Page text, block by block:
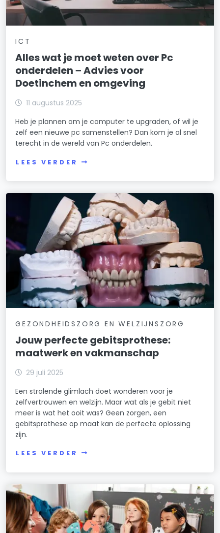
ICT
Alles wat je moet weten over Pc
onderdelen – Advies voor
Doetinchem en omgeving
11 augustus 2025
Heb je plannen om je computer te upgraden, of wil je
zelf een nieuwe pc samenstellen? Dan kom je al snel
terecht in de wereld van Pc onderdelen.
LEES VERDER
GEZONDHEIDSZORG EN WELZIJNSZORG
Jouw perfecte gebitsprothese:
maatwerk en vakmanschap
29 juli 2025
Een stralende glimlach doet wonderen voor je
zelfvertrouwen en welzijn. Maar wat als je gebit niet
meer is wat het ooit was? Geen zorgen, een
gebitsprothese op maat kan de perfecte oplossing
zijn.
LEES VERDER